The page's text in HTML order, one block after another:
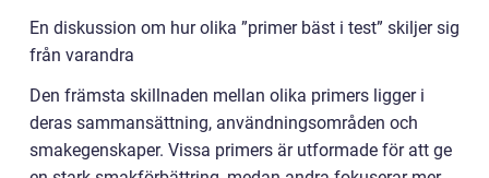
En diskussion om hur olika ”primer bäst i test” skiljer sig
från varandra
Den främsta skillnaden mellan olika primers ligger i
deras sammansättning, användningsområden och
smakegenskaper. Vissa primers är utformade för att ge